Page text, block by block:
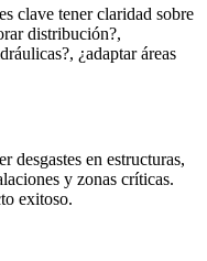
clave tener claridad sobre
distribución?,
¿adaptar áreas
desgastes en estructuras,
y zonas críticas.
exitoso.